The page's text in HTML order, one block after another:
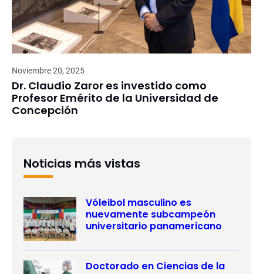
Noviembre 20, 2025
Dr. Claudio Zaror es investido como
Profesor Emérito de la Universidad de
Concepción
Noticias más vistas
Vóleibol masculino es
nuevamente subcampeón
universitario panamericano
Doctorado en Ciencias de la